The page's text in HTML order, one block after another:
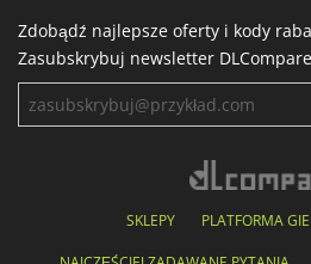
Zdobądź najlepsze oferty i kody
Zasubskrybuj newsletter DLCompare
SKLEPY PLATFORMA